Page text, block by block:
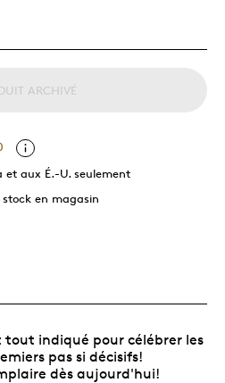
ARCHIVÉ
et aux É.-U. seulement
en magasin
indiqué pour célébrer les
pas si décisifs!
dès aujourd'hui!